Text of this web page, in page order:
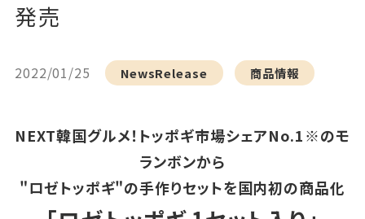
発売
2022/01/25 NewsRelease 商品情報
NEXT韓国グルメ！トッポギ市場シェアNo.1※のモ
ランボンから
"ロゼトッポギ"の手作りセットを国内初の商品化